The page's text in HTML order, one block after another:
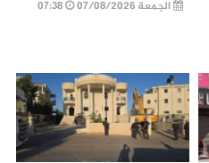
الجمعة 07/08/2026
07:38